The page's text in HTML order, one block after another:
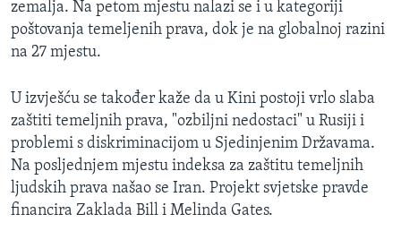
zemalja. Na petom mjestu nalazi se i u kategoriji
poštovanja temeljenih prava, dok je na globalnoj razini
na 27 mjestu.
U izvješću se također kaže da u Kini postoji vrlo slaba
zaštiti temeljnih prava, "ozbiljni nedostaci" u Rusiji i
problemi s diskriminacijom u Sjedinjenim Državama.
Na posljednjem mjestu indeksa za zaštitu temeljnih
ljudskih prava našao se Iran. Projekt svjetske pravde
financira Zaklada Bill i Melinda Gates.